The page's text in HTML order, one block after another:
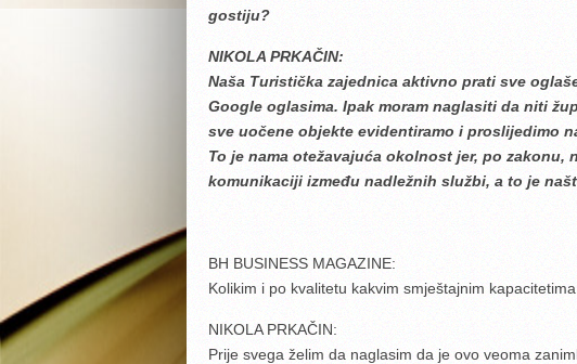
gostiju?
NIKOLA PRKAČIN:
Naša Turistička zajednica aktivno prati sve
Google oglasima. Ipak moram naglasiti da niti
sve uočene objekte evidentiramo i proslijedimo
To je nama otežavajuća okolnost jer, po
komunikaciji između nadležnih službi, a to je
BH BUSINESS MAGAZINE:
Kolikim i po kvalitetu kakvim smještajnim
NIKOLA PRKAČIN:
Prije svega želim da naglasim da je ovo veoma